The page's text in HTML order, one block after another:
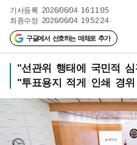
기사등록 2026/06/04 16:11:05
최종수정 2026/06/04 19:52:24
구글에서 선호하는 매체로 추가
"선관위 행태에 국민적
"투표용지 적게 인쇄 경